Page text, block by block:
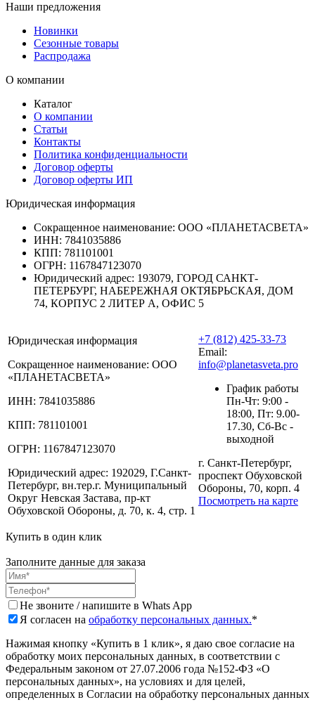
Наши предложения
Новинки
Сезонные товары
Распродажа
О компании
Каталог
О компании
Статьи
Контакты
Политика конфиденциальности
Договор оферты
Договор оферты ИП
Юридическая информация
Сокращенное наименование: ООО «ПЛАНЕТАСВЕТА»
ИНН: 7841035886
КПП: 781101001
ОГРН: 1167847123070
Юридический адрес: 193079, ГОРОД САНКТ-
ПЕТЕРБУРГ, НАБЕРЕЖНАЯ ОКТЯБРЬСКАЯ, ДОМ
74, КОРПУС 2 ЛИТЕР А, ОФИС 5
Юридическая информация
Сокращенное наименование: ООО
«ПЛАНЕТАСВЕТА»
ИНН: 7841035886
КПП: 781101001
ОГРН: 1167847123070
Юридический адрес: 192029, Г.Санкт-
Петербург, вн.тер.г. Муниципальный
Округ Невская Застава, пр-кт
Обуховской Обороны, д. 70, к. 4, стр. 1
+7 (812) 425-33-73
Email:
info@planetasveta.pro
График работы
Пн-Чт: 9:00 -
18:00, Пт: 9.00-
17.30, Сб-Вс -
выходной
г. Санкт-Петербург,
проспект Обуховской
Обороны, 70, корп. 4
Посмотреть на карте
Купить в один клик
Заполните данные для заказа
Не звоните / напишите в Whats App
Я согласен на обработку персональных данных.*
Нажимая кнопку «Купить в 1 клик», я даю свое согласие на
обработку моих персональных данных, в соответствии с
Федеральным законом от 27.07.2006 года №152-ФЗ «О
персональных данных», на условиях и для целей,
определенных в Согласии на обработку персональных данных